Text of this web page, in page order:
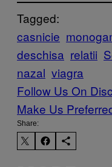
Tagged:
casnicie
deschisa relatii
nazal viagra
Follow Us On
Make Us
Share: